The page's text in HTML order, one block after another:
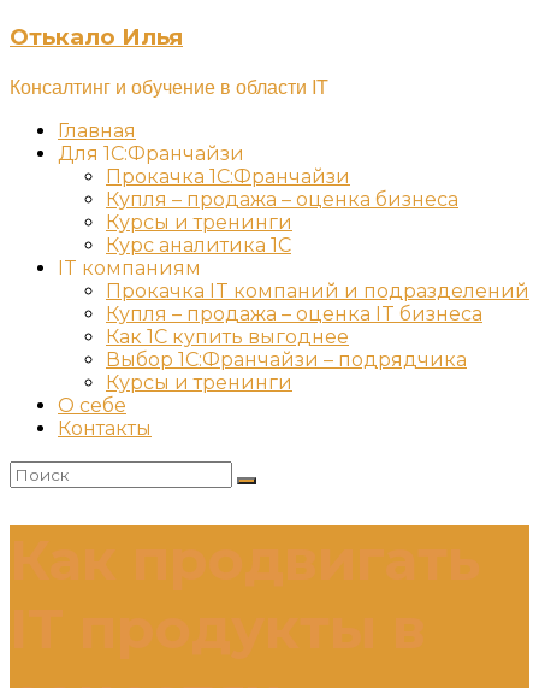
Отькало Илья
Консалтинг и обучение в области IT
Главная
Для 1С:Франчайзи
Прокачка 1С:Франчайзи
Купля – продажа – оценка бизнеса
Курсы и тренинги
Курс аналитика 1С
IT компаниям
Прокачка IT компаний и подразделений
Купля – продажа – оценка IT бизнеса
Как 1С купить выгоднее
Выбор 1С:Франчайзи – подрядчика
Курсы и тренинги
О себе
Контакты